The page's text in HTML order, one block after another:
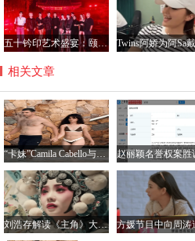
五十钤印艺术盛宴：颐和园星光璀璨，群星共铸艺术新篇章
相关文章
“卡妹”Camila Cabello与亿万富翁男友分手 恋情曾备受关注
刘浩存解读《主角》大结局：忆秦娥唱戏成渡人渡己的心灵之旅